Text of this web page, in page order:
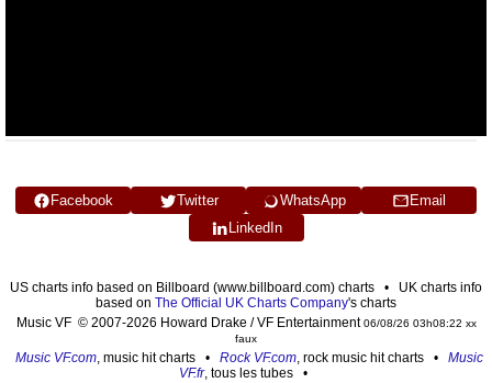
Facebook Twitter WhatsApp
Email
LinkedIn
US charts info based on Billboard (www.billboard.com) charts • UK charts info
based on The Official UK Charts Company's charts
Music VF © 2007-2026 Howard Drake / VF Entertainment06/08/26 03h08:22 xx
faux
Music VF.com, music hit charts • Rock VF.com, rock music hit charts • Music
VF.fr, tous les tubes •